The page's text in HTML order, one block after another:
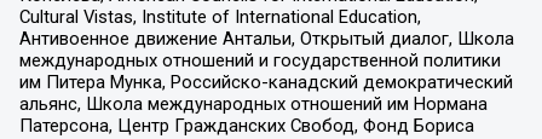
Cultural Vistas, Institute of International Education,
Антивоенное движение Антальи, Открытый диалог, Школа
международных отношений и государственной политики
им Питера Мунка, Российско-канадский демократический
альянс, Школа международных отношений им Нормана
Патерсона, Центр Гражданских Свобод, Фонд Бориса